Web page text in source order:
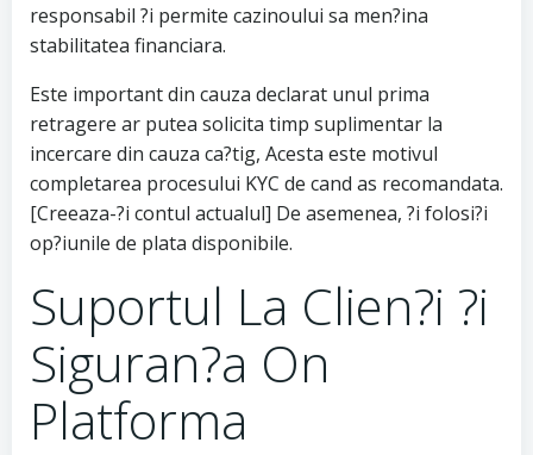
responsabil ?i permite cazinoului sa men?ina
stabilitatea financiara.
Este important din cauza declarat unul prima
retragere ar putea solicita timp suplimentar la
incercare din cauza ca?tig, Acesta este motivul
completarea procesului KYC de cand as recomandata.
[Creeaza-?i contul actualul] De asemenea, ?i folosi?i
op?iunile de plata disponibile.
Suportul La Clien?i ?i
Siguran?a On
Platforma